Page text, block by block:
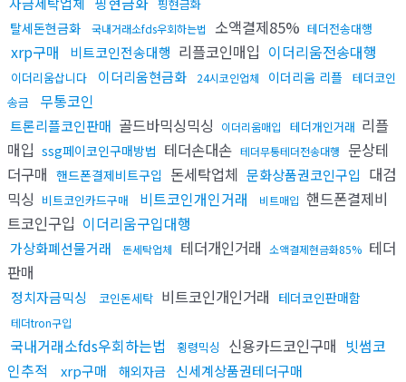
핑현금화
탈세돈현금화 국내거래소fds우회하는법 소액결제85% 테더전송대행
xrp구매 비트코인전송대행 리플코인매입 이더리움전송대행
이더리움삽니다 이더리움현금화 24시코인업체 이더리움 리플 테더코인
송금
무통코인
트론리플코인판매 골드바믹싱믹싱 이더리움매입 테더개인거래 리플
매입 ssg페이코인구매방법 테더손대손 테더무통테더전송대행 문상테
더구매 핸드폰결제비트구입 돈세탁업체 문화상품권코인구입 대검
믹싱 비트코인카드구매 비트코인개인거래 비트매입 핸드폰결제비
트코인구입 이더리움구입대행
가상화폐선물거래 돈세탁업체 테더개인거래 소액결제현금화85% 테더
판매
정치자금믹싱 코인돈세탁 비트코인개인거래 테더코인판매함
테더tron구입
국내거래소fds우회하는법 횡령믹싱 신용카드코인구매 빗썸코
인추적
xrp구매 해외자금 신세계상품권테더구매